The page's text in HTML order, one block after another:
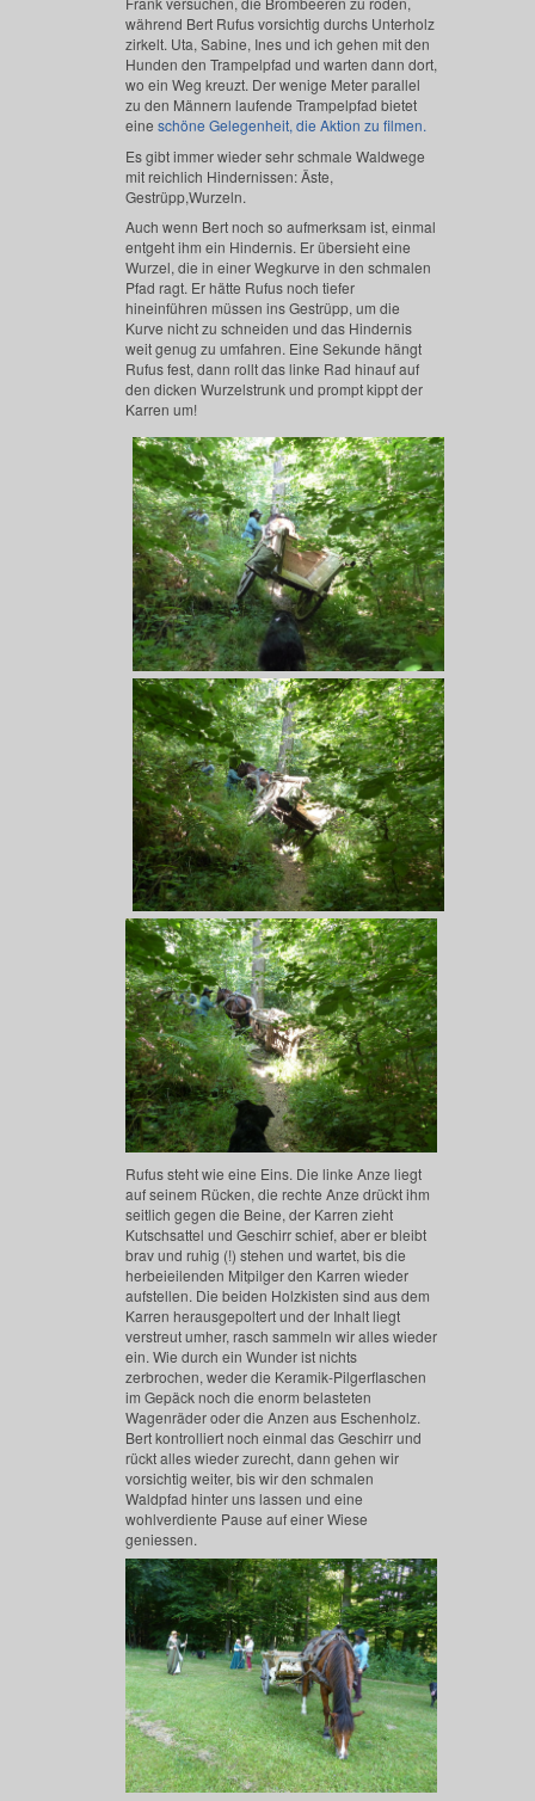
während Bert Rufus vorsichtig durchs Unterholz
zirkelt. Uta, Sabine, Ines und ich gehen mit den
Hunden den Trampelpfad und warten dann dort,
wo ein Weg kreuzt. Der wenige Meter parallel
zu den Männern laufende Trampelpfad bietet
eine schöne Gelegenheit, die Aktion zu filmen.
Es gibt immer wieder sehr schmale Waldwege
mit reichlich Hindernissen: Äste,
Gestrüpp,Wurzeln.
Auch wenn Bert noch so aufmerksam ist, einmal
entgeht ihm ein Hindernis. Er übersieht eine
Wurzel, die in einer Wegkurve in den schmalen
Pfad ragt. Er hätte Rufus noch tiefer
hineinführen müssen ins Gestrüpp, um die
Kurve nicht zu schneiden und das Hindernis
weit genug zu umfahren. Eine Sekunde hängt
Rufus fest, dann rollt das linke Rad hinauf auf
den dicken Wurzelstrunk und prompt kippt der
Karren um!
Rufus steht wie eine Eins. Die linke Anze liegt
auf seinem Rücken, die rechte Anze drückt ihm
seitlich gegen die Beine, der Karren zieht
Kutschsattel und Geschirr schief, aber er bleibt
brav und ruhig (!) stehen und wartet, bis die
herbeieilenden Mitpilger den Karren wieder
aufstellen. Die beiden Holzkisten sind aus dem
Karren herausgepoltert und der Inhalt liegt
verstreut umher, rasch sammeln wir alles wieder
ein. Wie durch ein Wunder ist nichts
zerbrochen, weder die Keramik-Pilgerflaschen
im Gepäck noch die enorm belasteten
Wagenräder oder die Anzen aus Eschenholz.
Bert kontrolliert noch einmal das Geschirr und
rückt alles wieder zurecht, dann gehen wir
vorsichtig weiter, bis wir den schmalen
Waldpfad hinter uns lassen und eine
wohlverdiente Pause auf einer Wiese
geniessen.